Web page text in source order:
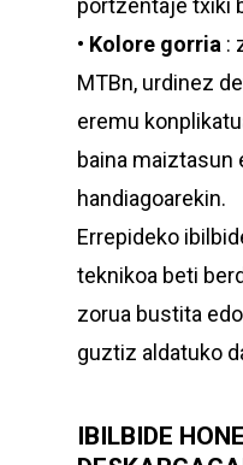
portzentaje txiki
• Kolore gorria :
MTBn, urdinez
eremu
baina maiztasun
handiagoarekin.
Errepideko
teknikoa beti
zorua bustita
guztiz aldatuko
IBILBIDE